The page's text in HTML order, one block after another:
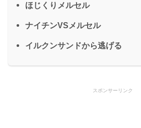
ほじくりメルセル
ナイチンVSメルセル
イルクンサンドから逃げる
スポンサーリンク